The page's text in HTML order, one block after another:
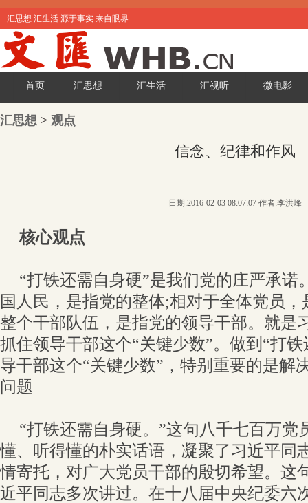
汇思想 汇生活 源于事实 来自眼界
首页 汇思想 汇生活 汇视听 微电影
汇思想 > 观点
信念、纪律和作风
日期:2016-02-03 08:07:07 作者:李洪峰
核心观点
“打铁还需自身硬”是我们党的庄严承诺
国人民，是指党的整体;相对于全体党员
整个干部队伍，是指党的领导干部。就是
抓住领导干部这个“关键少数”。做到“打
导干部这个“关键少数”，特别重要的是解
问题
“打铁还需自身硬。”这句八千七百万党
懂、听得懂的朴实话语，凝聚了习近平同
情寄托，对广大党员干部的殷切希望。这
近平同志多次讲过。在十八届中央纪委六